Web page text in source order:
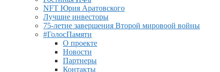
NFT Юрия Аратовского
Лучшие инвесторы
75-летие завершения Второй мировоой войны
#ГолосПамяти
О проекте
Новости
Партнеры
Контакты